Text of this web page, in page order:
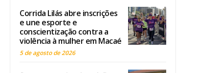
Corrida Lilás abre inscrições
e une esporte e
conscientização contra a
violência à mulher em Macaé
5 de agosto de 2026